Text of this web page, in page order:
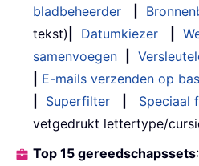
bladbeheerder
tekst)
Datumkiezer
samenvoegen
E-mails verzenden op
Superfilter Speciaal
vetgedrukt lettertype/
Top 15 gereedschapssets: